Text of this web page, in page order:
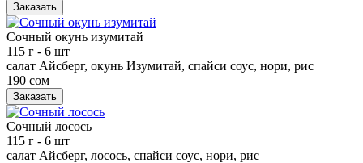
Заказать
Сочный окунь изумитай
115 г - 6 шт
салат Айсберг, окунь Изумитай, спайси соус, нори, рис
190 сом
Заказать
Сочный лосось
115 г - 6 шт
салат Айсберг, лосось, спайси соус, нори, рис